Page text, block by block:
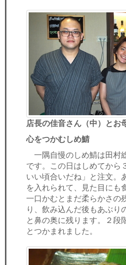
店長の佳音さん（中）とお
心をつかむしめ鯖
一隅自慢のしめ鯖は田村
です。この日はしめてから
いい頃合いだね」と注文。
を入れられて、見た目にも
一口かむとまだ柔らかさの
り、飲み込んだ後もあぶり
と鼻の奥に残ります。２段
とつかまれました。